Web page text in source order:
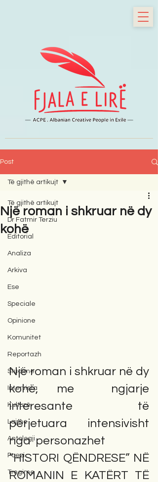
Post
Të gjithë artikujt
Dr Fatmir Terziu
Editorial
Analiza
Arkiva
Ese
Speciale
Opinione
Komunitet
Reportazh
Studime
Intervista
Kulturë
Lajme
Antologji
Poezi
Tregime
Të gjithë artikujt
Një roman i shkruar në dy
kohë
Një roman i shkruar në dy
kohë, me  ngjarje
interesante të
përjetuara  intensivisht
nga  personazhet
“HISTORI QËNDRESE” NË
ROMANIN E KATËRT TË